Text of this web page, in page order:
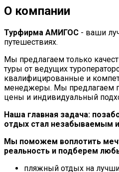
О компании
Турфирма АМИГОС - ваши
путешествиях.
Мы предлагаем только
туры от ведущих
квалифицированные и
менеджеры. Мы предлагаем
цены и индивидуальный
Наша главная задача:
отдых стал незабываемым
Мы поможем воплотить
реальность и подберем
пляжный отдых на